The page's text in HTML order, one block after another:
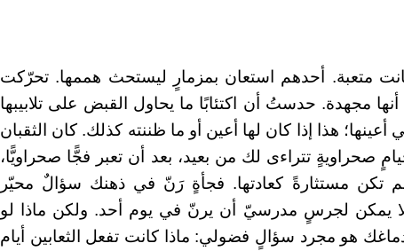
متعبة. أحدهم استعان بمزمارٍ ليستحث هممها. تحرّكت
مجهدة. حدستُ أن اكتئابًا ما يحاول القبض على تلابيبها
هذا إذا كان لها أعين أو ما ظننته كذلك. كان الثقبان
صحراويةٍ تتراءى لك من بعيد، بعد أن تعبر فجًّا صحراويًّا،
تكن مستثارةً كعادتها. فجأةٍ رَنّ في ذهنك سؤالٌ محيّر
يمكن لجرسٍ مدرسيّ أن يرنّ في يوم أحد. ولكن ماذا لو
هو مجرد سؤالٍ فضولي: ماذا كانت تفعل الثعابين أيام